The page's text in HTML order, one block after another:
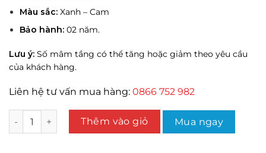
Màu sắc: Xanh – Cam
Bảo hành: 02 năm.
Lưu ý: Số mâm tầng có thể tăng hoặc giảm theo yêu cầu
của khách hàng.
Liên hệ tư vấn mua hàng: 0866 752 982
Kệ Trung Tải 5 tầng D200 x R50 x C250 quantity
Thêm vào giỏ Mua ngay